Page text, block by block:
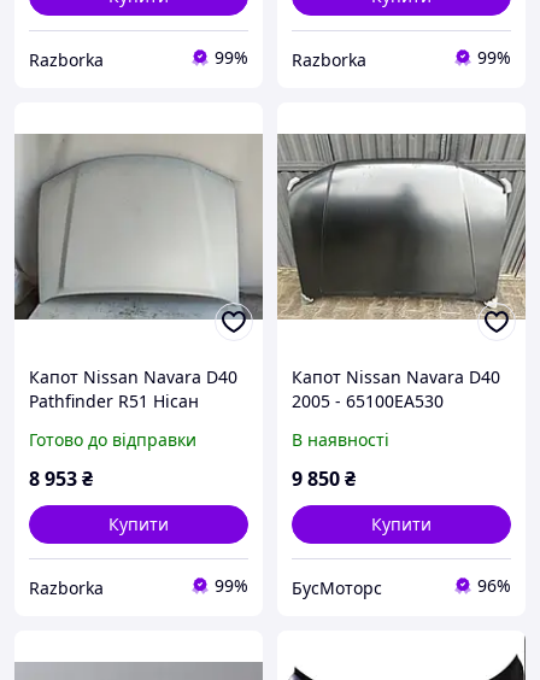
Razborka 99% Razborka 99%
Капот Nissan Navara D40
Pathfinder R51 Нісан
Р51 2010 - 2014 рестайл
Готово до відправки
8 953₴
Купити
Razborka 99%
Капот Nissan Navara D40
2005 - 65100EA530
В наявності
9 850₴
Купити
БусМоторс 96%